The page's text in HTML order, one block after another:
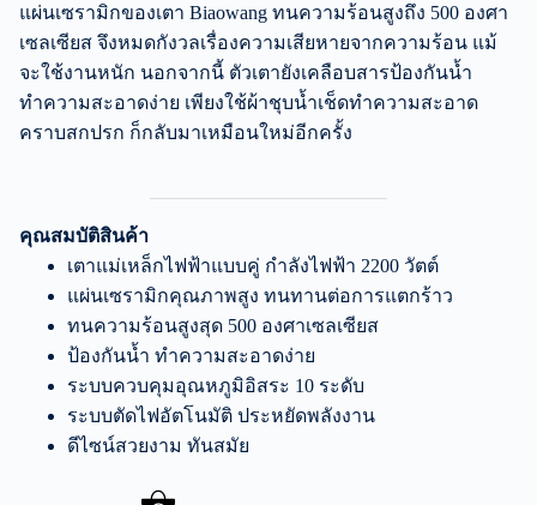
แผ่นเซรามิกของเตา Biaowang ทนความร้อนสูงถึง 500 องศา
เซลเซียส จึงหมดกังวลเรื่องความเสียหายจากความร้อน แม้
จะใช้งานหนัก นอกจากนี้ ตัวเตายังเคลือบสารป้องกันน้ำ
ทำความสะอาดง่าย เพียงใช้ผ้าชุบน้ำเช็ดทำความสะอาด
คราบสกปรก ก็กลับมาเหมือนใหม่อีกครั้ง
คุณสมบัติสินค้า
เตาแม่เหล็กไฟฟ้าแบบคู่ กำลังไฟฟ้า 2200 วัตต์
แผ่นเซรามิกคุณภาพสูง ทนทานต่อการแตกร้าว
ทนความร้อนสูงสุด 500 องศาเซลเซียส
ป้องกันน้ำ ทำความสะอาดง่าย
ระบบควบคุมอุณหภูมิอิสระ 10 ระดับ
ระบบตัดไฟอัตโนมัติ ประหยัดพลังงาน
ดีไซน์สวยงาม ทันสมัย